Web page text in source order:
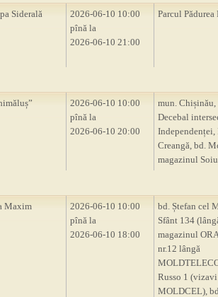
Siderală
2026-06-10 10:00
pînă la
2026-06-10 21:00
Parcul Pădurea
2026-06-10 10:00
pînă la
2026-06-10 20:00
mun. Chișinău,
Decebal
Independenței,
Creangă, bd.
magazinul
Maxim
2026-06-10 10:00
pînă la
2026-06-10 18:00
bd. Ștefan cel
Sfânt 134
magazinul
nr.12 lângă
Russo 1 (vizavi
MOLDCEL),